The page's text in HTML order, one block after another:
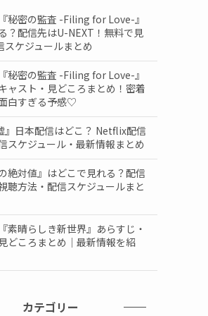
秘密の監査 -Filing for Love-』
？配信先はU-NEXT！無料で見
スケジュールまとめ
秘密の監査 -Filing for Love-』
ャスト・見どころまとめ！密着
白すぎる予感♡
』日本配信はどこ？ Netflix配信
スケジュール・最新情報まとめ
絶対値』はどこで見れる？配信
聴方法・配信スケジュールまと
素晴らしき新世界』あらすじ・
どころまとめ｜最新情報を紹
カテゴリー